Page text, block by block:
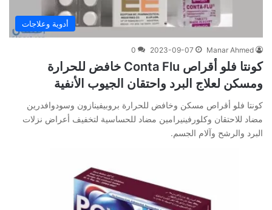
أدوية وعلاجات
Manar Ahmed
2023-09-07
0
كونتا فلو أقراص Conta Flu خافض للحرارة
ومسكن لعلاج البرد واحتقان الجيوب الأنفية
كونتا فلو أقراص مسكن وخافض للحرارة بروبيفينازون وسودوافدرين
مضاد للاحتقان وكلورفينيرامين مضاد للحساسية لتخفيف أعراض نزلات
البرد والرشح وآلام الجسم.